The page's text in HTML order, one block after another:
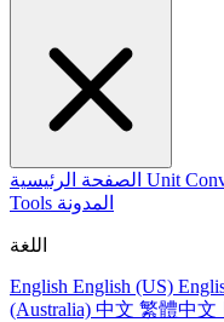
Unit
Tools المدونة
اللغة
English English (US)
(Australia) 中文 繁體中文